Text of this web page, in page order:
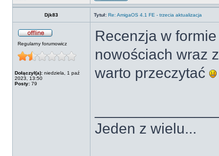
Djk83 Tytuł: Re: AmigaOS 4.1 FE - trzecia aktualizacja
Regularny forumowicz
Dołączył(a): niedziela, 1 paź
2023, 13:50
Posty: 79
Recenzja w
nowościach wraz
warto przeczytać
Jeden z wielu...